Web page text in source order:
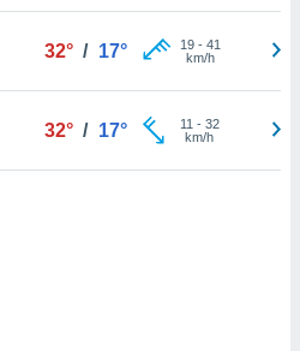
32° / 17° 19- 41
km/h
32° / 17° 11 - 32
km/h